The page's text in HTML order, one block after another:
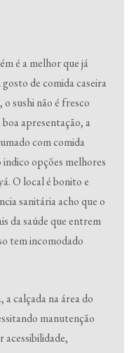
é a melhor que já
de comida caseira
o sushi não é fresco
apresentação, a
com comida
opções melhores
O local é bonito e
sanitária acho que o
da saúde que entrem
tem incomodado
calçada na área do
manutenção